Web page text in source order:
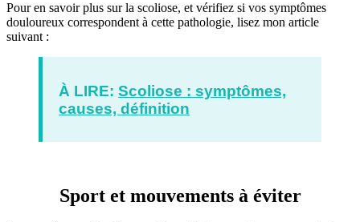
Pour en savoir plus sur la scoliose, et vérifiez si vos symptômes
douloureux correspondent à cette pathologie, lisez mon article
suivant :
À LIRE: Scoliose : symptômes,
causes, définition
Sport et mouvements à éviter